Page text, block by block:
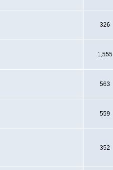
326
1,555
563
559
352